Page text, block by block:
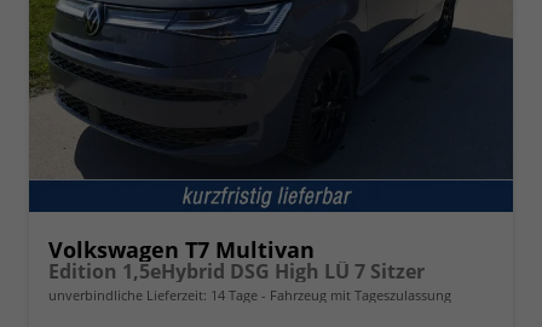
Volkswagen T7 Multivan
Edition 1,5eHybrid DSG High LÜ 7 Sitzer
unverbindliche Lieferzeit: 14 Tage Fahrzeug mit Tageszulassung